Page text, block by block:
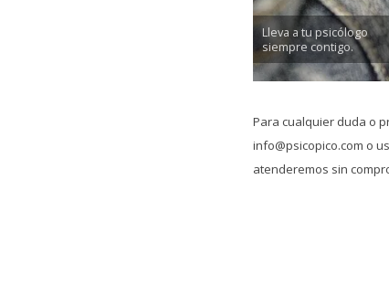
Lleva a tu psicólogo
siempre contigo.
Para cualquier duda o
info@psicopico.com o
atenderemos sin